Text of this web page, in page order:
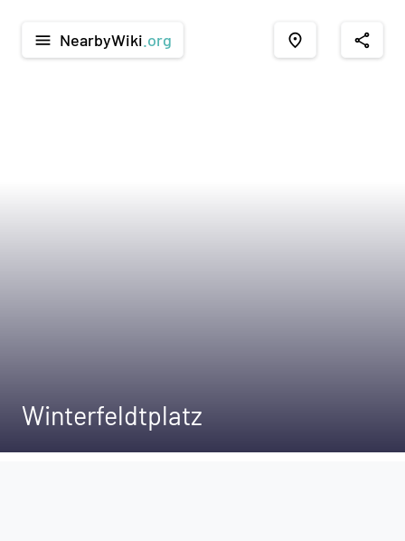
menu NearbyWiki .org place share
Winterfeldtplatz